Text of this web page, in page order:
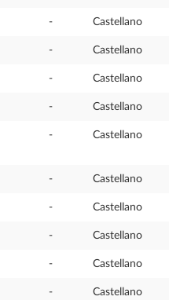
- Castellano
- Castellano
- Castellano
- Castellano
- Castellano
- Castellano
- Castellano
- Castellano
- Castellano
- Castellano